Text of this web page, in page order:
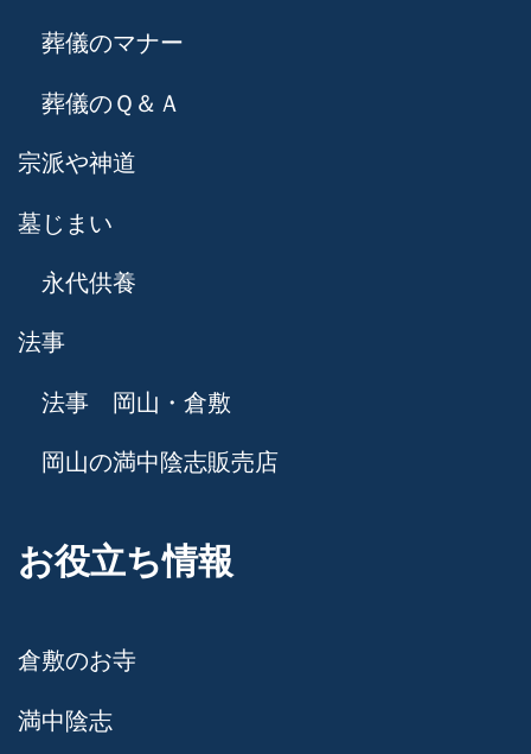
葬儀のマナー
葬儀のＱ＆Ａ
宗派や神道
墓じまい
永代供養
法事
法事 岡山・倉敷
岡山の満中陰志販売店
お役立ち情報
倉敷のお寺
満中陰志